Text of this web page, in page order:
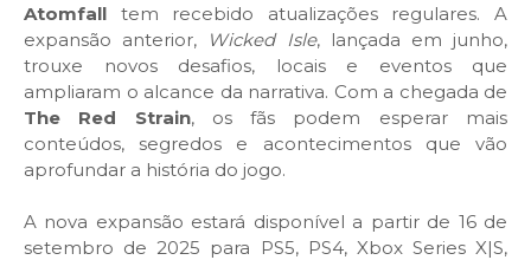
Atomfall tem recebido atualizações regulares. A
expansão anterior,
Wicked Isle, lançada em junho,
trouxe novos desafios, locais e eventos que
ampliaram o alcance da narrativa. Com a chegada de
The Red Strain, os fãs podem esperar mais
conteúdos, segredos e acontecimentos que vão
aprofundar a história do jogo.
A nova expansão estará disponível a partir de 16 de
setembro de 2025 para PS5, PS4, Xbox Series X|S,